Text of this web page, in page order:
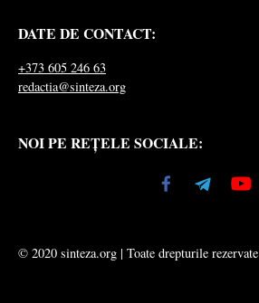
DATE DE CONTACT:
+373 605 246 63
redactia@sinteza.org
NOI PE REȚELE SOCIALE:
© 2020 sinteza.org | Toate drepturile rezervate